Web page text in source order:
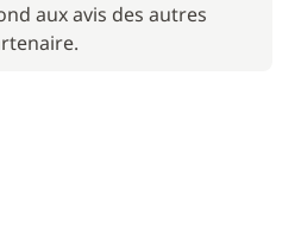
aux avis des autres